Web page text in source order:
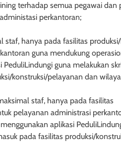
terhadap semua pegawai dan
perkantoran;
hanya pada fasilitas
guna mendukung
guna melakukan
konstruksi/pelayanan dan
staf, hanya pada fasilitas
pelayanan administrasi
aplikasi
pada fasilitas produksi/